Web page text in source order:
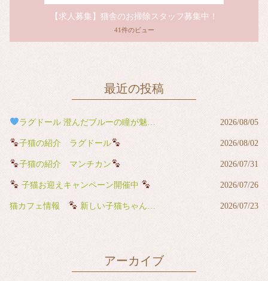
【求人募集】猫舎のお掃除スタッフ募集中！
41件のビュー
最近の投稿
ラグドール 澄んだブルーの瞳が魅力の男の子 2026/08/05
子猫の紹介 ラグドール 2026/08/02
子猫の紹介 マンチカン 2026/07/31
子猫お迎えキャンペーン開催中 2026/07/26
猫カフェ情報 新しい子猫ちゃんが猫カフェデビューしました 2026/07/23
アーカイブ